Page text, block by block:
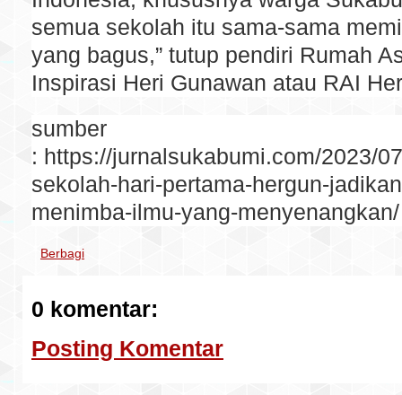
semua sekolah itu sama-sama
yang bagus,” tutup pendiri Rumah
Inspirasi Heri Gunawan atau RAI
sumber
: https://jurnalsukabumi.com/2023/
sekolah-hari-pertama-hergun-
menimba-ilmu-yang-menyenangkan/
Berbagi
0 komentar:
Posting Komentar